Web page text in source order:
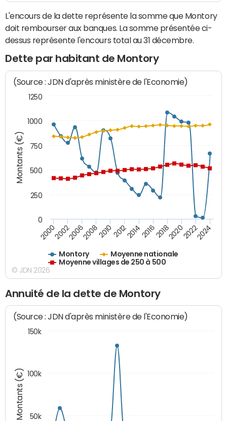
L'encours de la dette représente la somme que Montory
doit rembourser aux banques. La somme présentée ci-
dessus représente l'encours total au 31 décembre.
Dette par habitant de Montory
Montants (€)
(Source : JDN d'après ministère de l'Economie)
Montory
Moyenne nationale
Moyenne villages de 250 à 500
200020022006200820102012201420162018202020222024
0
250
500
750
1000
1250
© JDN 2026
Annuité de la dette de Montory
Montants (€)
(Source : JDN d'après ministère de l'Economie)
50k
100k
150k